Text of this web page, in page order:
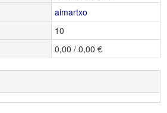
aimartxo
10
0,00 / 0,00 €